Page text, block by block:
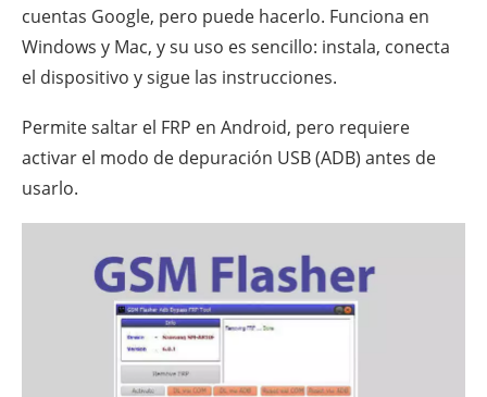
cuentas Google, pero puede hacerlo. Funciona en
Windows y Mac, y su uso es sencillo: instala, conecta
el dispositivo y sigue las instrucciones.
Permite saltar el FRP en Android, pero requiere
activar el modo de depuración USB (ADB) antes de
usarlo.